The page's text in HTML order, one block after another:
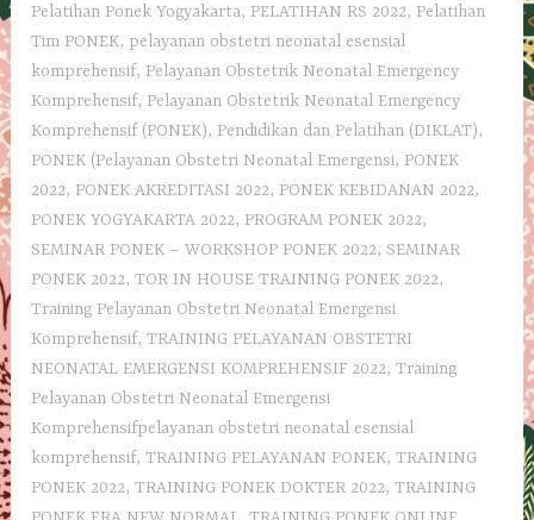
Pelatihan Ponek Yogyakarta, PELATIHAN RS 2022, Pelatihan
Tim PONEK, pelayanan obstetri neonatal esensial
komprehensif, Pelayanan Obstetrik Neonatal Emergency
Komprehensif, Pelayanan Obstetrik Neonatal Emergency
Komprehensif (PONEK), Pendidikan dan Pelatihan (DIKLAT),
PONEK (Pelayanan Obstetri Neonatal Emergensi, PONEK
2022, PONEK AKREDITASI 2022, PONEK KEBIDANAN 2022,
PONEK YOGYAKARTA 2022, PROGRAM PONEK 2022,
SEMINAR PONEK – WORKSHOP PONEK 2022, SEMINAR
PONEK 2022,TOR IN HOUSE TRAINING PONEK 2022,
Training Pelayanan Obstetri Neonatal Emergensi
Komprehensif,TRAINING PELAYANAN OBSTETRI
NEONATAL EMERGENSI KOMPREHENSIF 2022,Training
Pelayanan Obstetri Neonatal Emergensi
Komprehensifpelayanan obstetri neonatal esensial
komprehensif,TRAINING PELAYANAN PONEK,TRAINING
PONEK 2022,TRAINING PONEK DOKTER 2022,TRAINING